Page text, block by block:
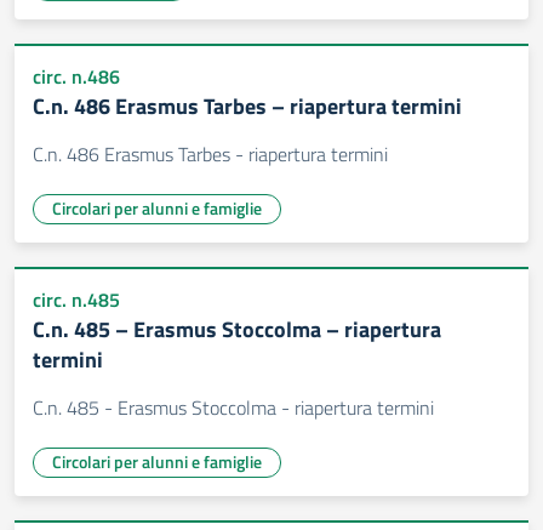
circ. n.486
C.n. 486 Erasmus Tarbes – riapertura termini
C.n. 486 Erasmus Tarbes - riapertura termini
Circolari per alunni e famiglie
circ. n.485
C.n. 485 – Erasmus Stoccolma – riapertura
termini
C.n. 485 - Erasmus Stoccolma - riapertura termini
Circolari per alunni e famiglie